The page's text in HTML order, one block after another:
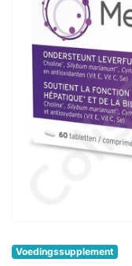
Voedingssupplement